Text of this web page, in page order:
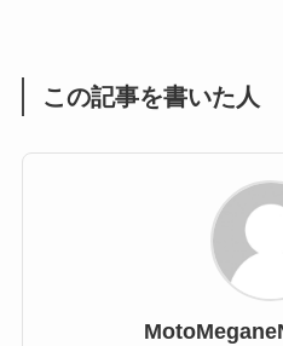
この記事を書いた人